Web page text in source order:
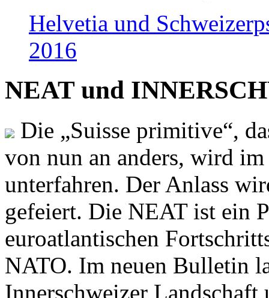
Helvetia und
2016
NEAT und
Die „Suisse primitive“,
von nun an anders, wird
unterfahren. Der Anlass
gefeiert. Die NEAT ist ein
euroatlantischen
NATO. Im neuen Bulletin
Innerschweizer